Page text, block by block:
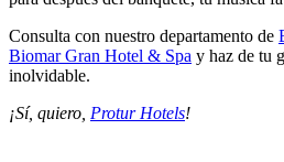
Consulta con nuestro departamento de
Biomar Gran Hotel & Spa y haz de tu
inolvidable.
¡Sí, quiero, Protur Hotels!